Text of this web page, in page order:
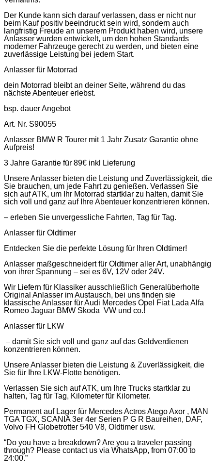
Der Kunde kann sich darauf verlassen, dass er nicht nur
beim Kauf positiv beeindruckt sein wird, sondern auch
langfristig Freude an unserem Produkt haben wird, unsere
Anlasser wurden entwickelt, um den hohen Standards
moderner Fahrzeuge gerecht zu werden, und bieten eine
zuverlässige Leistung bei jedem Start.
Anlasser für Motorrad
dein Motorrad bleibt an deiner Seite, während du das
nächste Abenteuer erlebst.
bsp. dauer Angebot
Art. Nr. S90055
Anlasser BMW R Tourer mit 1 Jahr Zusatz Garantie ohne
Aufpreis!
3 Jahre Garantie für 89€ inkl Lieferung
Unsere Anlasser bieten die Leistung und Zuverlässigkeit, die
Sie brauchen, um jede Fahrt zu genießen. Verlassen Sie
sich auf ATK, um Ihr Motorrad startklar zu halten, damit Sie
sich voll und ganz auf Ihre Abenteuer konzentrieren können.
– erleben Sie unvergessliche Fahrten, Tag für Tag.
Anlasser für Oldtimer
Entdecken Sie die perfekte Lösung für Ihren Oldtimer!
Anlasser maßgeschneidert für Oldtimer aller Art, unabhängig
von ihrer Spannung – sei es 6V, 12V oder 24V.
Wir Liefern für Klassiker ausschließlich Generalüberholte
Original Anlasser im Austausch, bei uns finden sie
klassische Anlasser für Audi Mercedes Opel Fiat Lada Alfa
Romeo Jaguar BMW Skoda VW und co.!
Anlasser für LKW
– damit Sie sich voll und ganz auf das Geldverdienen
konzentrieren können.
Unsere Anlasser bieten die Leistung & Zuverlässigkeit, die
Sie für Ihre LKW-Flotte benötigen.
Verlassen Sie sich auf ATK, um Ihre Trucks startklar zu
halten, Tag für Tag, Kilometer für Kilometer.
Permanent auf Lager für Mercedes Actros Atego Axor , MAN
TGA TGX, SCANIA 3er 4er Serien P G R Baureihen, DAF,
Volvo FH Globetrotter 540 V8, Oldtimer usw.
“Do you have a breakdown? Are you a traveler passing
through? Please contact us via WhatsApp, from 07:00 to
24:00.”